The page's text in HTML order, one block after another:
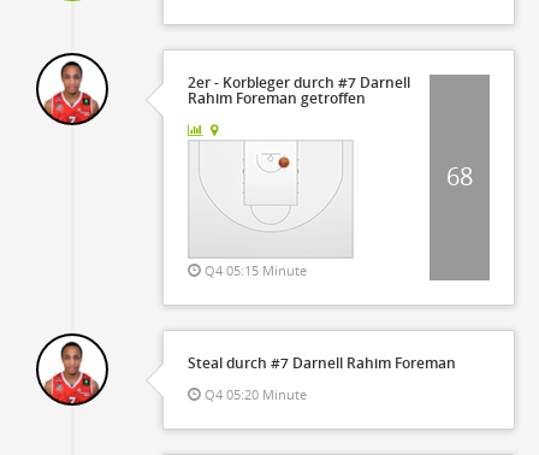
2er - Korbleger durch #7 Darnell
Rahim Foreman getroffen
Q4 05:15 Minute
68
Steal durch #7 Darnell Rahim Foreman
Q4 05:20 Minute